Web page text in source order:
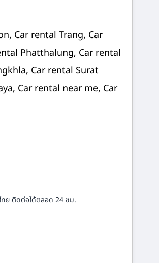
Car rental Trang, Car
Phatthalung, Car rental
Car rental Surat
Car rental near me, Car
ทย ติดต่อได้ตลอด 24 ชม.